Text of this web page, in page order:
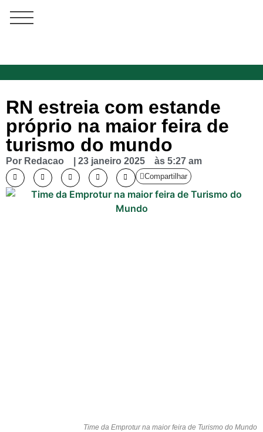
RN estreia com estande
próprio na maior feira de
turismo do mundo
Por Redacao 23 janeiro 2025 às 5:27 am
Compartilhar
Time da Emprotur na maior feira de Turismo do Mundo